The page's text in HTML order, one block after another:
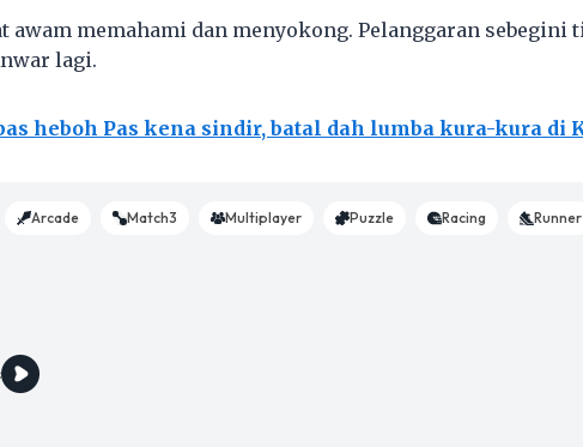
awam memahami dan menyokong. Pelanggaran sebegini
lagi.
heboh Pas kena sindir, batal dah lumba kura-kura di